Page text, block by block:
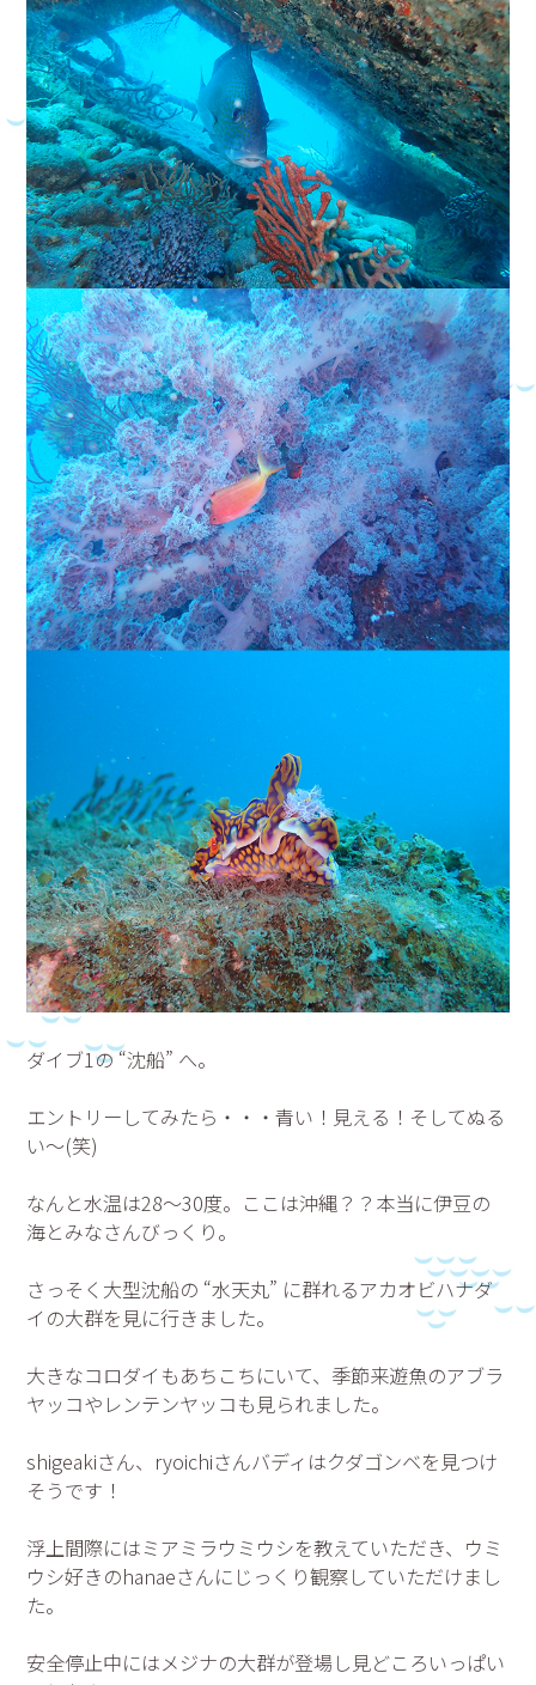
ダイブ1の “沈船” へ。
エントリーしてみたら・・・青い！見える！そしてぬる
い～(笑)
なんと水温は28～30度。ここは沖縄？？本当に伊豆の
海とみなさんびっくり。
さっそく大型沈船の “水天丸” に群れるアカオビハナダ
イの大群を見に行きました。
大きなコロダイもあちこちにいて、季節来遊魚のアブラ
ヤッコやレンテンヤッコも見られました。
shigeakiさん、ryoichiさんバディはクダゴンベを見つけ
そうです！
浮上間際にはミアミラウミウシを教えていただき、ウミ
ウシ好きのhanaeさんにじっくり観察していただけまし
た。
安全停止中にはメジナの大群が登場し見どころいっぱい